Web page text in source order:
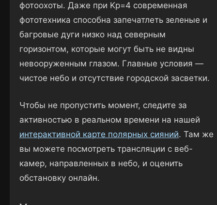
фотоохоты. Даже при Kp=4 современная
фототехника способна запечатлеть зеленые и
багровые дуги низко над северным
горизонтом, которые могут быть не видны
невооруженным глазом. Главные условия —
чистое небо и отсутствие городской засветки.
Чтобы не пропустить момент, следите за
активностью в реальном времени на нашей
интерактивной карте полярных сияний. Там же
вы можете посмотреть трансляции с веб-
камер, направленных в небо, и оценить
обстановку онлайн.